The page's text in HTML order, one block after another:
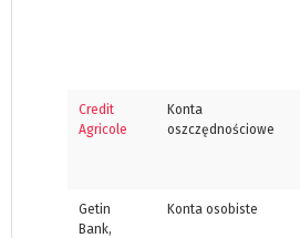
Credit
Agricole
Konta
oszczędnościowe
Getin
Bank,
Konta osobiste